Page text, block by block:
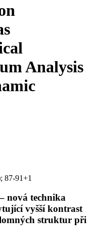
Analysis
87-91+1
nová technika
vyšší kontrast
struktur při